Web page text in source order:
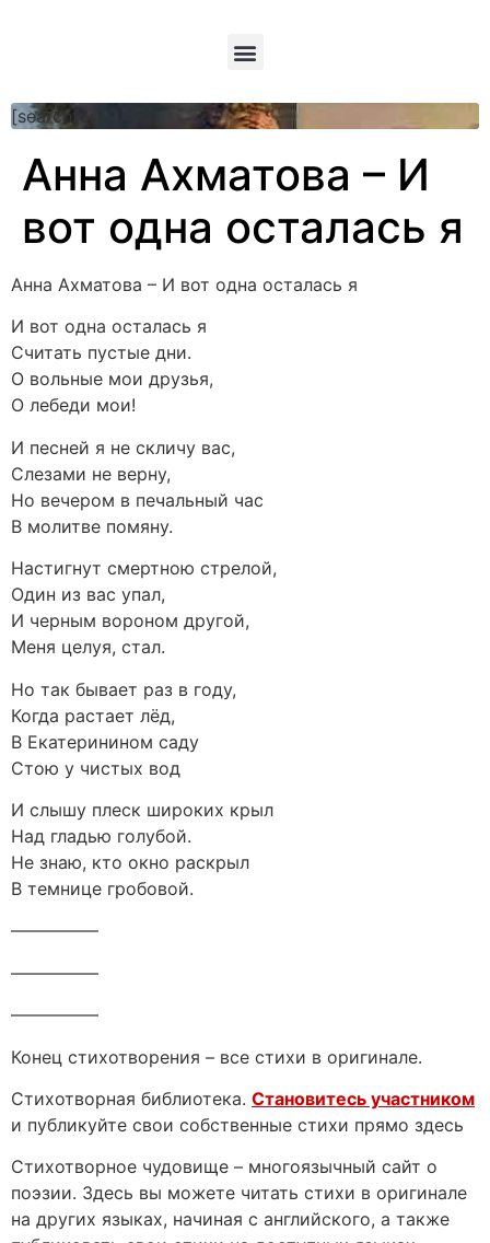
[searchform]
Анна Ахматова – И
вот одна осталась я
Анна Ахматова – И вот одна осталась я
И вот одна осталась я
Считать пустые дни.
О вольные мои друзья,
О лебеди мои!
И песней я не скличу вас,
Слезами не верну,
Но вечером в печальный час
В молитве помяну.
Настигнут смертною стрелой,
Один из вас упал,
И черным вороном другой,
Меня целуя, стал.
Но так бывает раз в году,
Когда растает лёд,
В Екатеринином саду
Стою у чистых вод
И слышу плеск широких крыл
Над гладью голубой.
Не знаю, кто окно раскрыл
В темнице гробовой.
—————
—————
—————
Конец стихотворения – все стихи в оригинале.
Стихотворная библиотека. Становитесь участником
и публикуйте свои собственные стихи прямо здесь
Стихотворное чудовище – многоязычный сайт о
поэзии. Здесь вы можете читать стихи в оригинале
на других языках, начиная с английского, а также